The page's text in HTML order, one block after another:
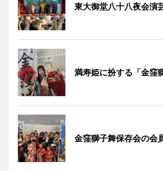
東大御堂八十八夜会演
満寿姫に扮する「金窪
金窪獅子舞保存会の会